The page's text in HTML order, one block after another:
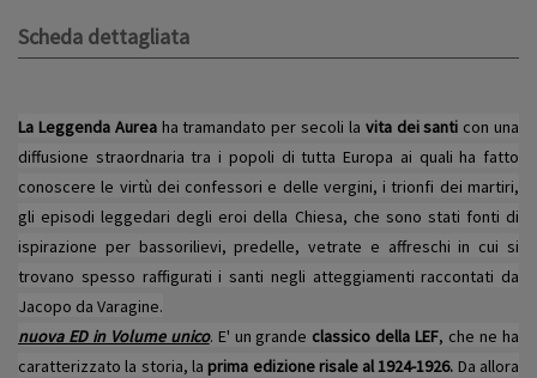
Scheda dettagliata
La Leggenda Aurea ha tramandato per secoli la vita dei santi con una
diffusione straordnaria tra i popoli di tutta Europa ai quali ha fatto
conoscere le virtù dei confessori e delle vergini, i trionfi dei martiri,
gli episodi leggedari degli eroi della Chiesa, che sono stati fonti di
ispirazione per bassorilievi, predelle, vetrate e affreschi in cui si
trovano spesso raffigurati i santi negli atteggiamenti raccontati da
Jacopo da Varagine.
nuova ED in Volume unico. E' un grande classico della LEF, che ne ha
caratterizzato la storia, laprima edizione risale al 1924-1926. Da allora